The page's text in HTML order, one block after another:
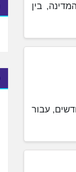
בין
עבור